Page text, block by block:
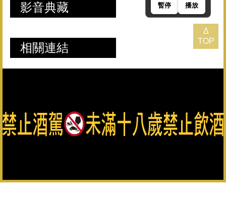
Δ
TOP
影音典藏 暫停 播放
相關連結
金門酒廠實業股份有限公司版權所有 Copyright © Kinmen
Kaoliang Liquor Inc. All Rights Reserved.